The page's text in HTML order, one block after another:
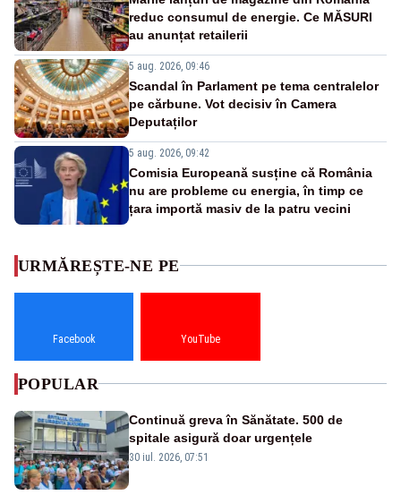
reduc consumul de energie. Ce MĂSURI
au anunțat retailerii
5 aug. 2026, 09:46
Scandal în Parlament pe tema centralelor
pe cărbune. Vot decisiv în Camera
Deputaților
5 aug. 2026, 09:42
Comisia Europeană susține că România
nu are probleme cu energia, în timp ce
țara importă masiv de la patru vecini
URMĂREȘTE-NE PE
Facebook YouTube
POPULAR
Continuă greva în Sănătate. 500 de
spitale asigură doar urgențele
30 iul. 2026, 07:51